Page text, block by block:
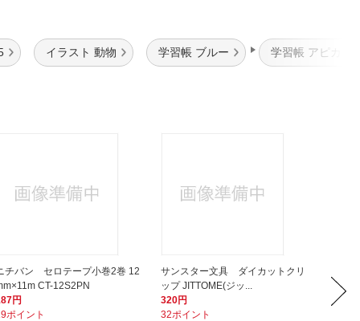
イラスト 動物 学習帳 ブルー 学習帳 アピカ
チバン セロテープ小巻2巻 12
CT-12S2PN
円
ポイント
サンスター文具 ダイカットクリ
ップ JITTOME(ジッ...
320円
32ポイント
規セ
364円